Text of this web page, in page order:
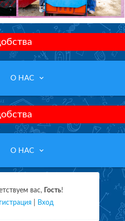
О НАС keyboard_arrow_down
О НАС keyboard_arrow_down
вас, Гость!
Вход